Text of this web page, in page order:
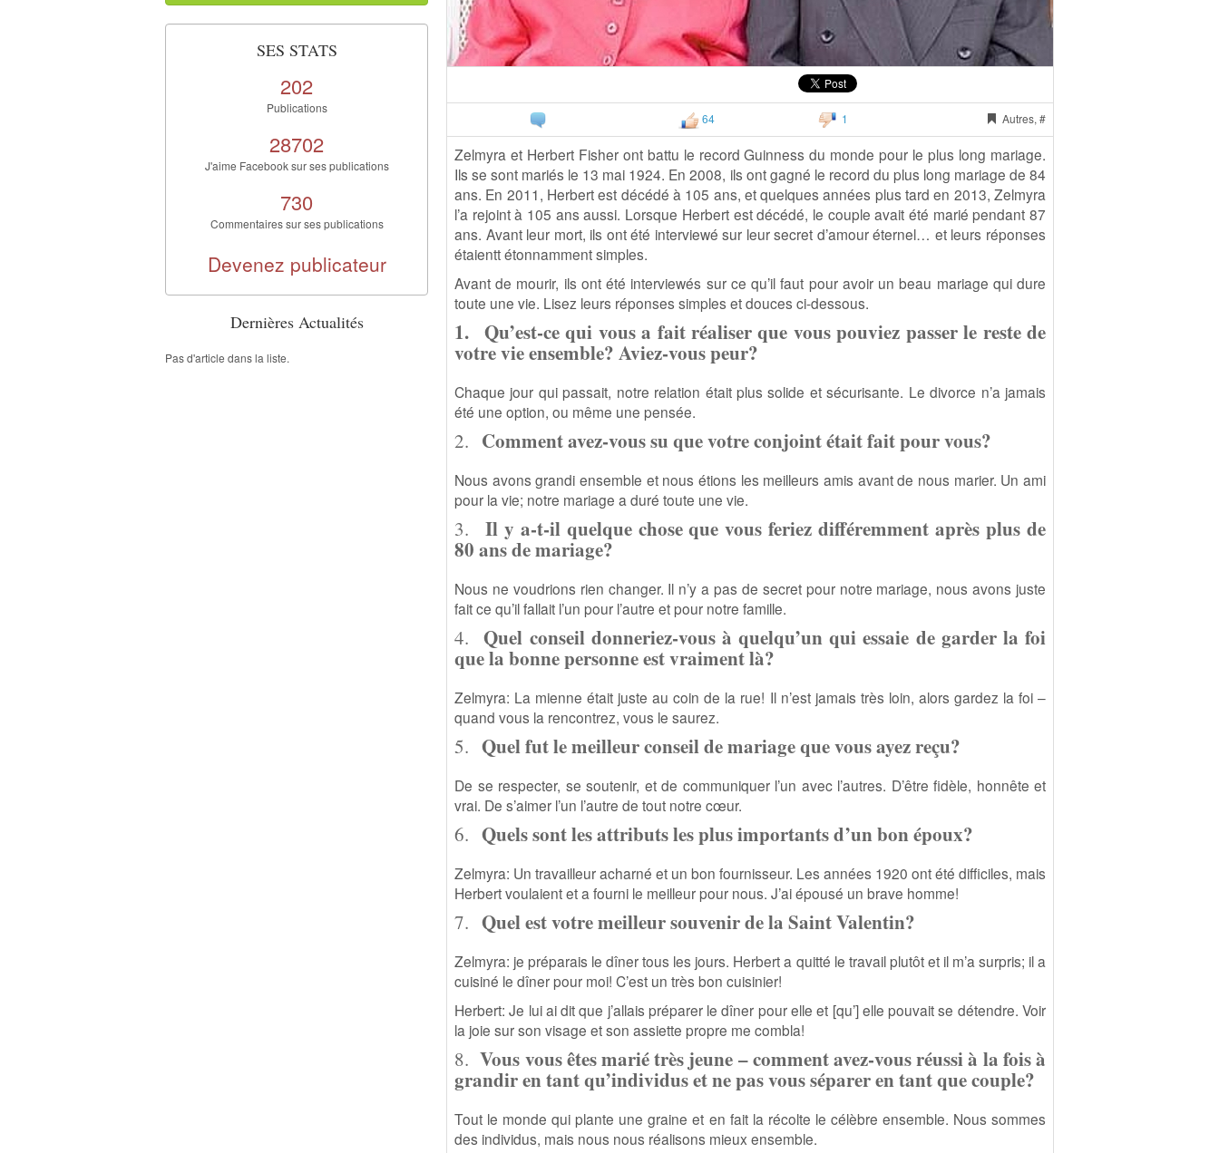
64 1 Autres, #
Zelmyra et Herbert Fisher ont battu le record Guinness du monde pour le plus long mariage.
Ils se sont mariés le 13 mai 1924. En 2008, ils ont gagné le record du plus long mariage de 84
ans. En 2011, Herbert est décédé à 105 ans, et quelques années plus tard en 2013, Zelmyra
l’a rejoint à 105 ans aussi. Lorsque Herbert est décédé, le couple avait été marié pendant 87
ans. Avant leur mort, ils ont été interviewé sur leur secret d’amour éternel… et leurs réponses
étaientt étonnamment simples.
Avant de mourir, ils ont été interviewés sur ce qu’il faut pour avoir un beau mariage qui dure
toute une vie. Lisez leurs réponses simples et douces ci-dessous.
1. Qu’est-ce qui vous a fait réaliser que vous pouviez passer le reste de
votre vie ensemble? Aviez-vous peur?
Chaque jour qui passait, notre relation était plus solide et sécurisante. Le divorce n’a jamais
été une option, ou même une pensée.
2. Comment avez-vous su que votre conjoint était fait pour vous?
Nous avons grandi ensemble et nous étions les meilleurs amis avant de nous marier. Un ami
pour la vie; notre mariage a duré toute une vie.
3. Il y a-t-il quelque chose que vous feriez différemment après plus de
80 ans de mariage?
Nous ne voudrions rien changer. Il n’y a pas de secret pour notre mariage, nous avons juste
fait ce qu’il fallait l’un pour l’autre et pour notre famille.
4.Quel conseil donneriez-vous à quelqu’un qui essaie de garder la foi
que la bonne personne est vraiment là?
Zelmyra: La mienne était juste au coin de la rue! Il n’est jamais très loin, alors gardez la foi –
quand vous la rencontrez, vous le saurez.
5. Quel fut le meilleur conseil de mariage que vous ayez reçu?
De se respecter, se soutenir, et de communiquer l’un avec l’autres. D’être fidèle, honnête et
vrai. De s’aimer l’un l’autre de tout notre cœur.
6. Quels sont les attributs les plus importants d’un bon époux?
Zelmyra: Un travailleur acharné et un bon fournisseur. Les années 1920 ont été difficiles, mais
Herbert voulaient et a fourni le meilleur pour nous. J’ai épousé un brave homme!
7. Quel est votre meilleur souvenir de la Saint Valentin?
Zelmyra: je préparais le dîner tous les jours. Herbert a quitté le travail plutôt et il m’a surpris; il a
cuisiné le dîner pour moi! C’est un très bon cuisinier!
Herbert: Je lui ai dit que j’allais préparer le dîner pour elle et [qu’] elle pouvait se détendre. Voir
la joie sur son visage et son assiette propre me combla!
8.Vous vous êtes marié très jeune – comment avez-vous réussi à la fois à
grandir en tant qu’individus et ne pas vous séparer en tant que couple?
Tout le monde qui plante une graine et en fait la récolte le célèbre ensemble. Nous sommes
des individus, mais nous nous réalisons mieux ensemble.
SES STATS
202
Publications
28702
J'aime Facebook sur ses publications
730
Commentaires sur ses publications
Devenez publicateur
Dernières Actualités
Pas d'article dans la liste.